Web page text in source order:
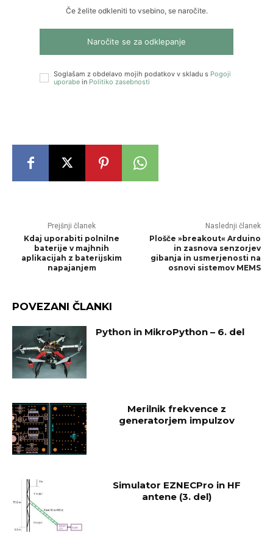
Če želite odkleniti to vsebino, se naročite.
Naročite se za odklepanje
Soglašam z obdelavo mojih podatkov v skladu s Pogoji
uporabe in Politiko zasebnosti
Prejšnji članek
Kdaj uporabiti polnilne
baterije v majhnih
aplikacijah z baterijskim
napajanjem
Naslednji članek
Plošče »breakout« Arduino
in zasnova senzorjev
gibanja in usmerjenosti na
osnovi sistemov MEMS
POVEZANI ČLANKI
Python in MikroPython – 6. del
Merilnik frekvence z
generatorjem impulzov
Simulator EZNECPro in HF
antene (3. del)